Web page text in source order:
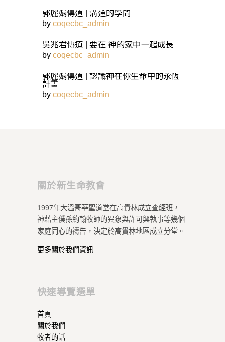
郭麗娟傳道 | 溝通的學問
by coqecbc_admin
吳兆君傳道 | 要在 神的家中一起成長
by coqecbc_admin
郭麗娟傳道 | 認識神在你生命中的永恆
計畫
by coqecbc_admin
關於新生命教會
1997年大溫哥華聖道堂在高貴林成立查經班，
神藉主僕孫約翰牧師的異象與許可興執事等幾個
家庭同心的禱告，決定於高貴林地區成立分堂。
更多關於我們資訊
快速導覽選單
首頁
關於我們
牧者的話